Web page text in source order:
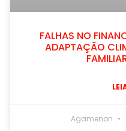
FALHAS NO
ADAPTAÇÃO
Agamenon